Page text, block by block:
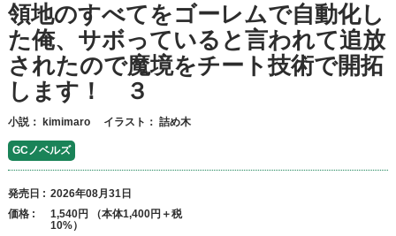
領地のすべてをゴーレムで自動化し
た俺、サボっていると言われて追放
されたので魔境をチート技術で開拓
します！ ３
小説： kimimaro イラスト： 詰め木
GCノベルズ
発売日
2026年08月31日
価格
1,540円 （本体1,400円＋税
10%）